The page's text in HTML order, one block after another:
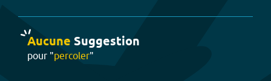
Aucune Suggestion
pour "percoler"